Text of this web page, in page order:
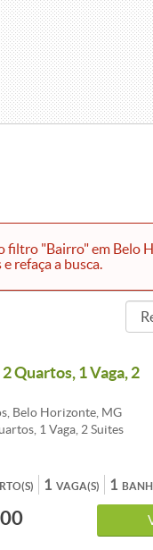
filtro "Bairro" em Belo
refaça a busca.
Quartos, 1 Vaga, 2
Belo Horizonte, MG
1 Vaga, 2 Suites
VAGA(S)
1 1